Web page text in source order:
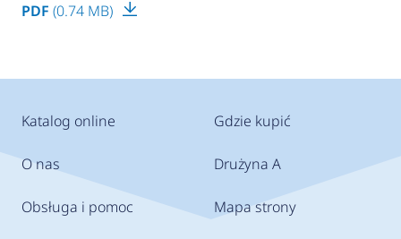
PDF (0.74 MB)
Katalog online
O nas
Obsługa i pomoc
Gdzie kupić
Drużyna A
Mapa strony